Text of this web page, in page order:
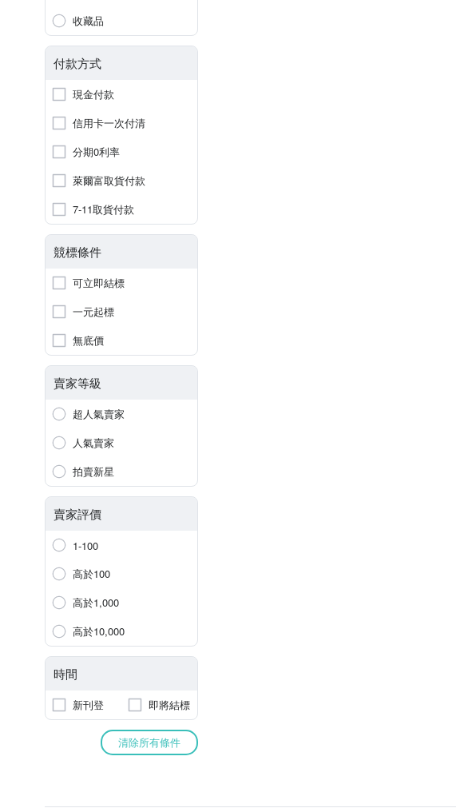
收藏品
付款方式
現金付款
信用卡一次付清
分期0利率
萊爾富取貨付款
7-11取貨付款
競標條件
可立即結標
一元起標
無底價
賣家等級
超人氣賣家
人氣賣家
拍賣新星
賣家評價
1-100
高於100
高於1,000
高於10,000
時間
新刊登 即將結標
清除所有條件